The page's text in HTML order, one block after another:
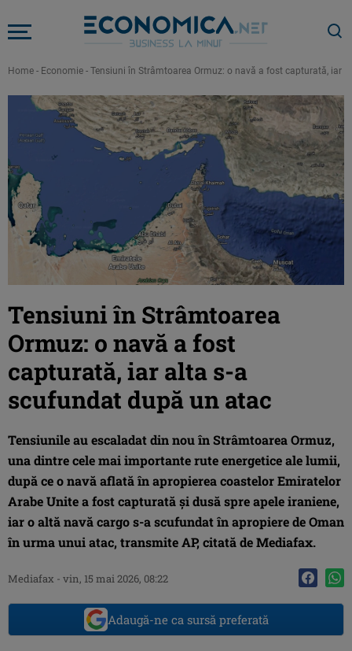
Home - Economie - Tensiuni în Strâmtoarea Ormuz: o navă a fost capturată, iar
Tensiuni în Strâmtoarea
Ormuz: o navă a fost
capturată, iar alta s-a
scufundat după un atac
Tensiunile au escaladat din nou în Strâmtoarea Ormuz,
una dintre cele mai importante rute energetice ale lumii,
după ce o navă aflată în apropierea coastelor Emiratelor
Arabe Unite a fost capturată și dusă spre apele iraniene,
iar o altă navă cargo s-a scufundat în apropiere de Oman
în urma unui atac, transmite AP, citată de Mediafax.
Mediafax - vin, 15 mai 2026, 08:22
Adaugă-ne ca sursă preferată